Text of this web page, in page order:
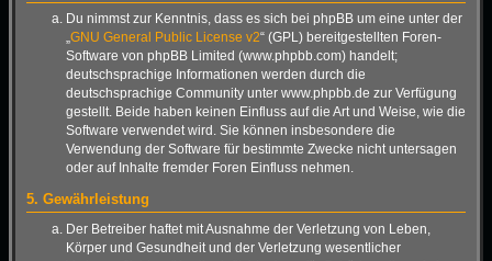
Du nimmst zur Kenntnis, dass es sich bei phpBB um eine unter der
„GNU General Public License v2“ (GPL) bereitgestellten Foren-
Software von phpBB Limited (www.phpbb.com) handelt;
deutschsprachige Informationen werden durch die
deutschsprachige Community unter www.phpbb.de zur Verfügung
gestellt. Beide haben keinen Einfluss auf die Art und Weise, wie die
Software verwendet wird. Sie können insbesondere die
Verwendung der Software für bestimmte Zwecke nicht untersagen
oder auf Inhalte fremder Foren Einfluss nehmen.
5. Gewährleistung
Der Betreiber haftet mit Ausnahme der Verletzung von Leben,
Körper und Gesundheit und der Verletzung wesentlicher